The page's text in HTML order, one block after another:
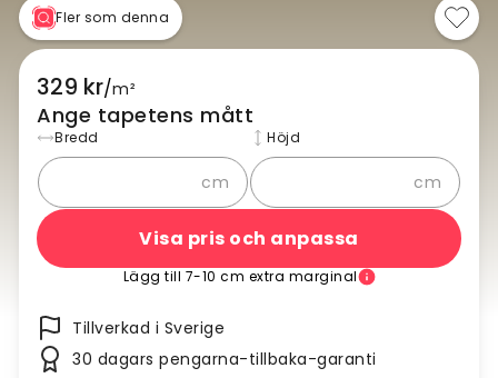
Fler som denna
329 kr/m²
Ange tapetens mått
Bredd
cm
Höjd
cm
Visa pris och anpassa
Lägg till 7-10 cm extra marginal
Tillverkad i Sverige
30 dagars pengarna-tillbaka-garanti